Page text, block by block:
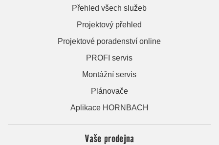
Přehled všech služeb
Projektový přehled
Projektové poradenství online
PROFI servis
Montážní servis
Plánovače
Aplikace HORNBACH
Vaše prodejna